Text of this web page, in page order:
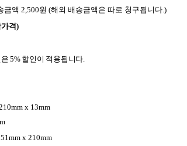
금액 2,500원 (해외 배송금액은 따로 청구됩니다 .)
격)
5% 할인이 적용됩니다.
x 13mm
x 210mm